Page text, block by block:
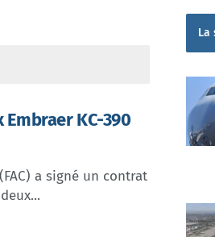
KC-390
a signé un contrat
La